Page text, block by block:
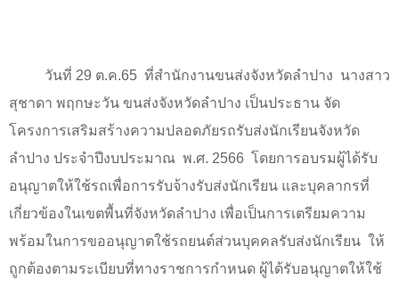
วันที่ 29 ต.ค.65 ที่สำนักงานขนส่งจังหวัดลำปาง นางสาว
สุชาดา พฤกษะวัน ขนส่งจังหวัดลำปาง เป็นประธาน จัด
โครงการเสริมสร้างความปลอดภัยรถรับส่งนักเรียนจังหวัด
ลำปาง ประจำปีงบประมาณ พ.ศ. 2566 โดยการอบรมผู้ได้รับ
อนุญาตให้ใช้รถเพื่อการรับจ้างรับส่งนักเรียน และบุคลากรที่
เกี่ยวข้องในเขตพื้นที่จังหวัดลำปาง เพื่อเป็นการเตรียมความ
พร้อมในการขออนุญาตใช้รถยนต์ส่วนบุคคลรับส่งนักเรียน ให้
ถูกต้องตามระเบียบที่ทางราชการกำหนด ผู้ได้รับอนุญาตให้ใช้